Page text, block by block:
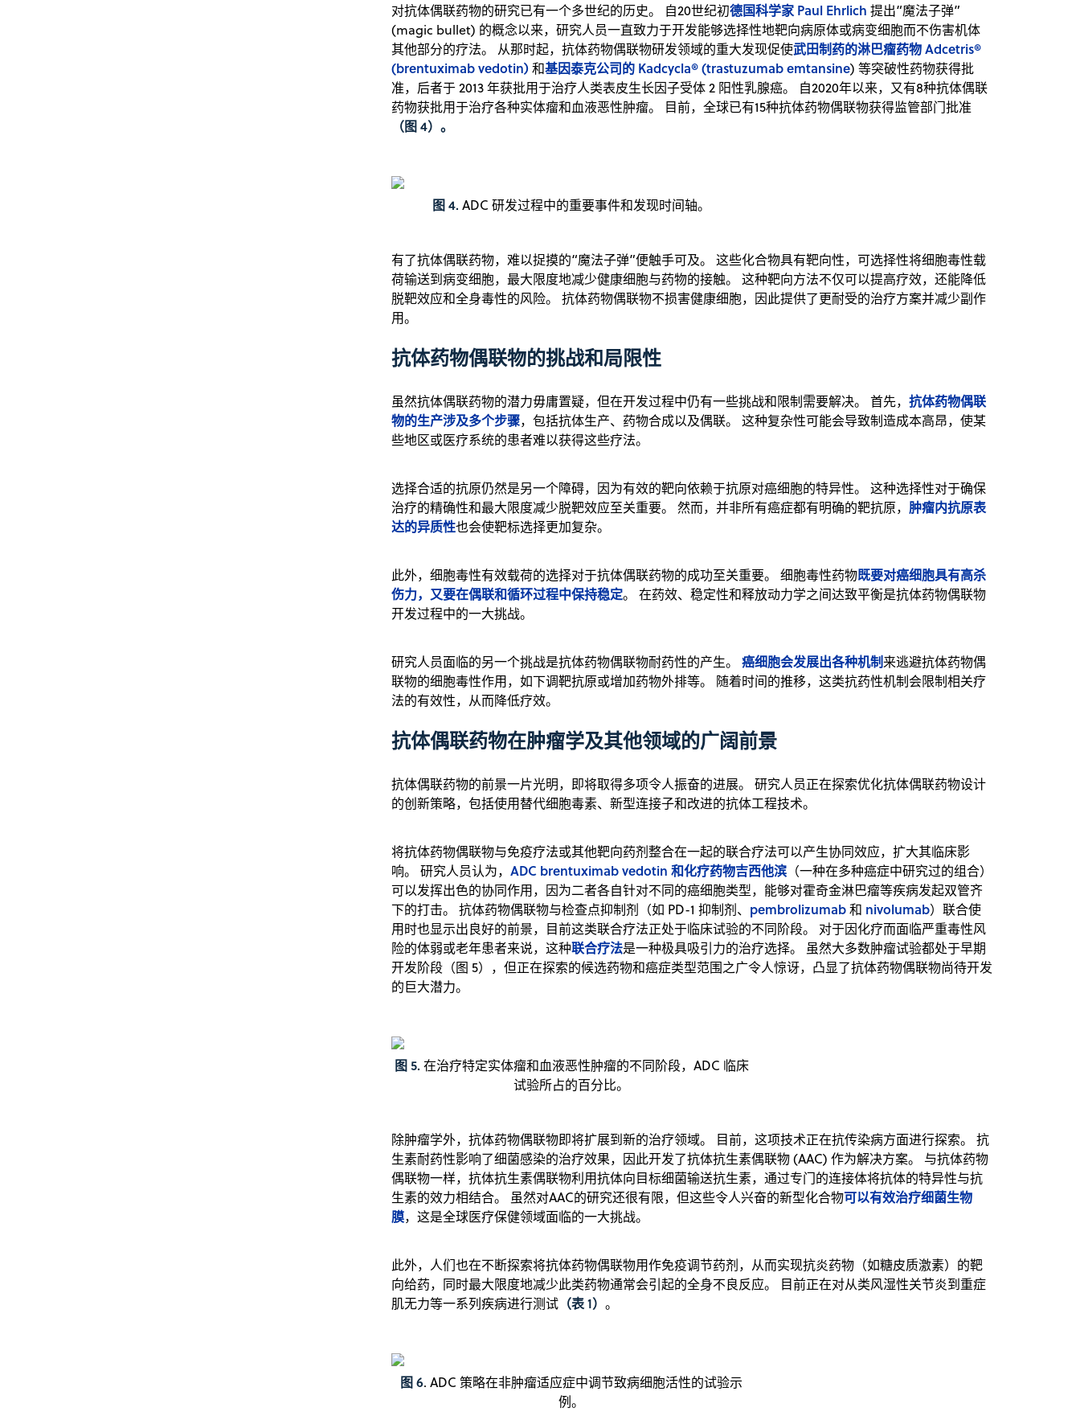
对抗体偶联药物的研究已有一个多世纪的历史。 自20世纪初德国科学家 Paul Ehrlich 提出“魔法子弹”
(magic bullet) 的概念以来，研究人员一直致力于开发能够选择性地靶向病原体或病变细胞而不伤害机体
其他部分的疗法。 从那时起，抗体药物偶联物研发领域的重大发现促使武田制药的淋巴瘤药物 Adcetris®
(brentuximab vedotin)和基因泰克公司的 Kadcycla® (trastuzumab emtansine) 等突破性药物获得批
准，后者于 2013 年获批用于治疗人类表皮生长因子受体 2 阳性乳腺癌。 自2020年以来，又有8种抗体偶联
药物获批用于治疗各种实体瘤和血液恶性肿瘤。 目前，全球已有15种抗体药物偶联物获得监管部门批准
（图 4）。
图 4. ADC 研发过程中的重要事件和发现时间轴。
有了抗体偶联药物，难以捉摸的“魔法子弹”便触手可及。 这些化合物具有靶向性，可选择性将细胞毒性载
荷输送到病变细胞，最大限度地减少健康细胞与药物的接触。 这种靶向方法不仅可以提高疗效，还能降低
脱靶效应和全身毒性的风险。 抗体药物偶联物不损害健康细胞，因此提供了更耐受的治疗方案并减少副作
用。
抗体药物偶联物的挑战和局限性
虽然抗体偶联药物的潜力毋庸置疑，但在开发过程中仍有一些挑战和限制需要解决。 首先，抗体药物偶联
物的生产涉及多个步骤，包括抗体生产、药物合成以及偶联。 这种复杂性可能会导致制造成本高昂，使某
些地区或医疗系统的患者难以获得这些疗法。
选择合适的抗原仍然是另一个障碍，因为有效的靶向依赖于抗原对癌细胞的特异性。 这种选择性对于确保
治疗的精确性和最大限度减少脱靶效应至关重要。 然而，并非所有癌症都有明确的靶抗原，肿瘤内抗原表
达的异质性也会使靶标选择更加复杂。
此外，细胞毒性有效载荷的选择对于抗体偶联药物的成功至关重要。 细胞毒性药物既要对癌细胞具有高杀
伤力，又要在偶联和循环过程中保持稳定。 在药效、稳定性和释放动力学之间达致平衡是抗体药物偶联物
开发过程中的一大挑战。
研究人员面临的另一个挑战是抗体药物偶联物耐药性的产生。癌细胞会发展出各种机制来逃避抗体药物偶
联物的细胞毒性作用，如下调靶抗原或增加药物外排等。 随着时间的推移，这类抗药性机制会限制相关疗
法的有效性，从而降低疗效。
抗体偶联药物在肿瘤学及其他领域的广阔前景
抗体偶联药物的前景一片光明，即将取得多项令人振奋的进展。 研究人员正在探索优化抗体偶联药物设计
的创新策略，包括使用替代细胞毒素、新型连接子和改进的抗体工程技术。
将抗体药物偶联物与免疫疗法或其他靶向药剂整合在一起的联合疗法可以产生协同效应，扩大其临床影
响。 研究人员认为，ADC brentuximab vedotin 和化疗药物吉西他滨 （一种在多种癌症中研究过的组合）
可以发挥出色的协同作用，因为二者各自针对不同的癌细胞类型，能够对霍奇金淋巴瘤等疾病发起双管齐
下的打击。 抗体药物偶联物与检查点抑制剂（如 PD-1 抑制剂、 pembrolizumab和 nivolumab）联合使
用时也显示出良好的前景，目前这类联合疗法正处于临床试验的不同阶段。 对于因化疗而面临严重毒性风
险的体弱或老年患者来说，这种联合疗法是一种极具吸引力的治疗选择。 虽然大多数肿瘤试验都处于早期
开发阶段（图 5），但正在探索的候选药物和癌症类型范围之广令人惊讶，凸显了抗体药物偶联物尚待开发
的巨大潜力。
图 5. 在治疗特定实体瘤和血液恶性肿瘤的不同阶段，ADC 临床
试验所占的百分比。
除肿瘤学外，抗体药物偶联物即将扩展到新的治疗领域。 目前，这项技术正在抗传染病方面进行探索。 抗
生素耐药性影响了细菌感染的治疗效果，因此开发了抗体抗生素偶联物 (AAC) 作为解决方案。 与抗体药物
偶联物一样，抗体抗生素偶联物利用抗体向目标细菌输送抗生素，通过专门的连接体将抗体的特异性与抗
生素的效力相结合。 虽然对AAC的研究还很有限，但这些令人兴奋的新型化合物可以有效治疗细菌生物
膜，这是全球医疗保健领域面临的一大挑战。
此外，人们也在不断探索将抗体药物偶联物用作免疫调节药剂，从而实现抗炎药物（如糖皮质激素）的靶
向给药，同时最大限度地减少此类药物通常会引起的全身不良反应。 目前正在对从类风湿性关节炎到重症
肌无力等一系列疾病进行测试 （表 1）。
图 6. ADC 策略在非肿瘤适应症中调节致病细胞活性的试验示
例。